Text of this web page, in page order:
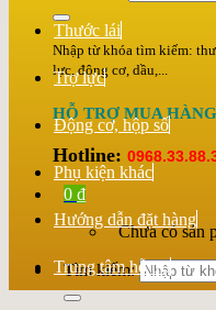
Nhập từ khóa tìm kiếm:
lực, động cơ, dầu,...
HỖ TRỢ MUA
Hotline:
0 ₫
Chưa có sản
Tìm kiếm:
Thước lái
Trợ lực
Động cơ, hộp số
Phụ kiện khác
Hướng dẫn đặt hàng
Trung tâm hỗ trợ